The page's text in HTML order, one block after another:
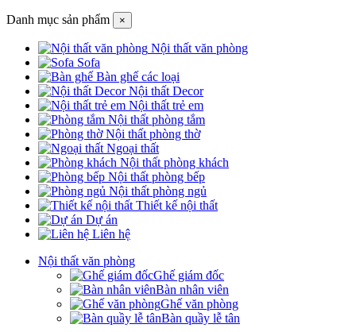
Danh mục sản phẩm ×
Nội thất văn phòng
Sofa
Bàn ghế các loại
Nội thất Decor
Nội thất trẻ em
Nội thất phòng tắm
Nội thất phòng thờ
Ngoại thất
Nội thất phòng khách
Nội thất phòng bếp
Nội thất phòng ngủ
Thiết kế nội thất
Dự án
Liên hệ
Nội thất văn phòng
Ghế giám đốc
Bàn nhân viên
Ghế văn phòng
Bàn quầy lễ tân